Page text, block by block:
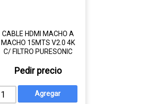
CABLE HDMI MACHO A
MACHO 15MTS V2.0 4K
C/ FILTRO PURESONIC
Pedir precio